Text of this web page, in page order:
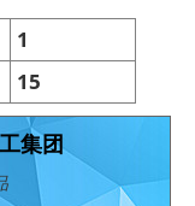
1
15
集团